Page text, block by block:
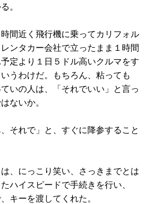
。
間近く飛行機に乗ってカリフォル
ンタカー会社で立ったまま１時間
定より１日５ドル高いクルマをす
うわけだ。もちろん、粘っても
いの人は、「それでいい」と言っ
ないか。
それで」と、すぐに降参すること
、にっこり笑い、さっきまでとは
ハイスピードで手続きを行い、
キーを渡してくれた。